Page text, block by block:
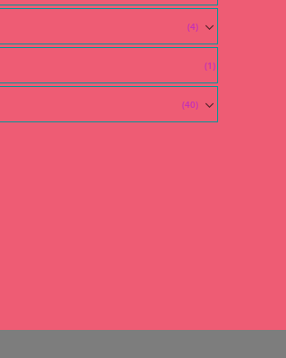
(4)
(1)
(40)